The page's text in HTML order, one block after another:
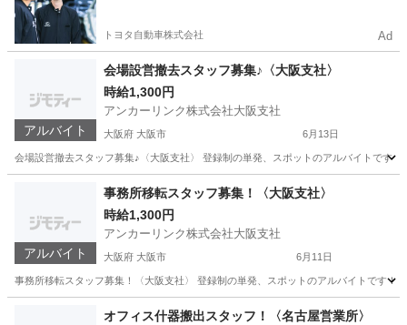
トヨタ自動車株式会社 Ad
アルバイト
会場設営撤去スタッフ募集♪〈大阪支社〉
時給1,300円
アンカーリンク株式会社大阪支社
大阪府 大阪市 6月13日
会場設営撤去スタッフ募集♪〈大阪支社〉 登録制の単発、スポットのアルバイトです
軽作業 スタッフ
アルバイト
事務所移転スタッフ募集！〈大阪支社〉
時給1,300円
アンカーリンク株式会社大阪支社
大阪府 大阪市 6月11日
事務所移転スタッフ募集！〈大阪支社〉 登録制の単発、スポットのアルバイトです
スタッフ
オフィス什器搬出スタッフ！〈名古屋営業所〉